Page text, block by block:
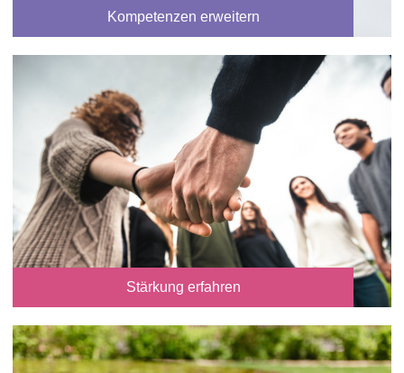
Kompetenzen erweitern
Stärkung erfahren